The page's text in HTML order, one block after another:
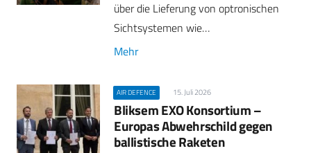
über die Lieferung von optronischen
Sichtsystemen wie…
Mehr
AIR DEFENCE 15. Juli 2026
Bliksem EXO Konsortium –
Europas Abwehrschild gegen
ballistische Raketen